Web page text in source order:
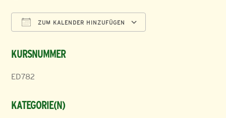
ZUM KALENDER HINZUFÜGEN
KURSNUMMER
ED782
KATEGORIE(N)